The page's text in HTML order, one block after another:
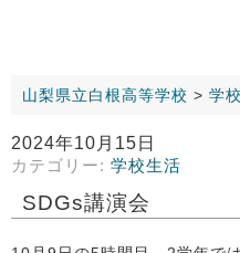
山梨県立白根高等学校 > 学
2024年10月15日
カテゴリー: 学校生活
SDGs講演会